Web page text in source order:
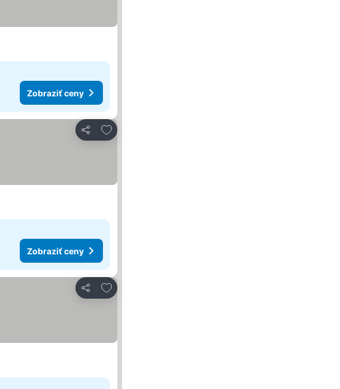
Zobraziť ceny
Zdieľať
Pridať do obľúbených
Zobraziť ceny
Zdieľať
Pridať do obľúbených